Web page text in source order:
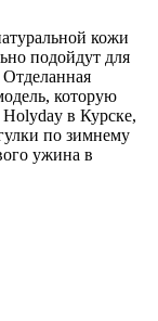
кожи
подойдут для
Отделанная
которую
в Курске,
по зимнему
ужина в